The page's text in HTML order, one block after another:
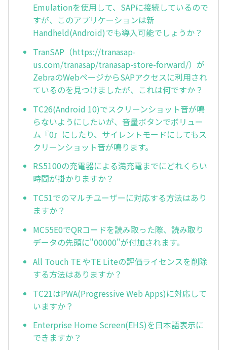
Emulationを使用して、SAPに接続しているので
すが、このアプリケーションは新
Handheld(Android)でも導入可能でしょうか？
TranSAP（https://tranasap-
us.com/tranasap/tranasap-store-forward/）が
ZebraのWebページからSAPアクセスに利用され
ているのを見つけましたが、これは何ですか？
TC26(Android 10)でスクリーンショット音が鳴
らないようにしたいが、音量ボタンでボリュー
ム『0』にしたり、サイレントモードにしてもス
クリーンショット音が鳴ります。
RS5100の充電器による満充電までにどれくらい
時間が掛かりますか？
TC51でのマルチユーザーに対応する方法はあり
ますか？
MC55E0でQRコードを読み取った際、読み取り
データの先頭に"00000"が付加されます。
All Touch TE やTE Liteの評価ライセンスを削除
する方法はありますか？
TC21はPWA(Progressive Web Apps)に対応して
いますか？
Enterprise Home Screen(EHS)を日本語表示に
できますか？